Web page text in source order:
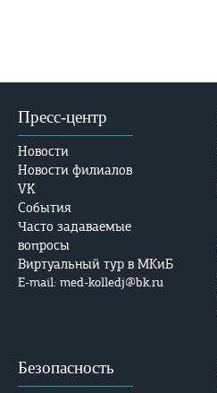
Пресс-центр
Новости
Новости филиалов
VK
События
Часто задаваемые
вопросы
Виртуальный тур в МКиБ
E-mail: med-kolledj@bk.ru
Безопасность